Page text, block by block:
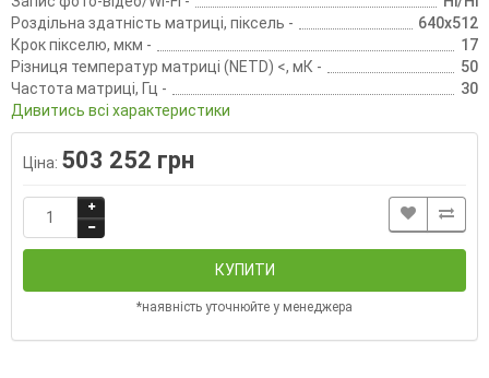
Роздільна здатність матриці, піксель -
640x512
Крок пікселю, мкм -
17
Різниця температур матриці (NETD) <, мК -
50
Частота матриці, Гц -
30
Дивитись всі характеристики
Ціна: 503 252 грн
КУПИТИ
*наявність уточнюйте у менеджера